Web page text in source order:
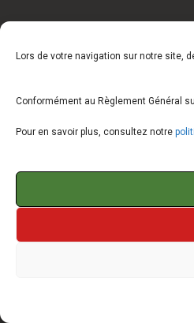
Lors de votre navigation sur notre site,
Conformément au Règlement Général
Pour en savoir plus, consultez notre